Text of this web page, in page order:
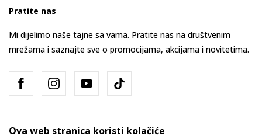
Pratite nas
Mi dijelimo naše tajne sa vama. Pratite nas na društvenim
mrežama i saznajte sve o promocijama, akcijama i novitetima.
Ova web stranica koristi kolačiće